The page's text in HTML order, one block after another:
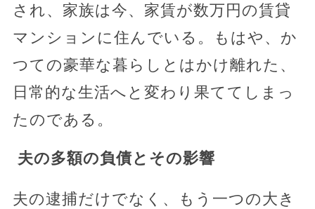
され、家族は今、家賃が数万円の賃貸
マンションに住んでいる。もはや、か
つての豪華な暮らしとはかけ離れた、
日常的な生活へと変わり果ててしまっ
たのである。
夫の多額の負債とその影響
夫の逮捕だけでなく、もう一つの大き